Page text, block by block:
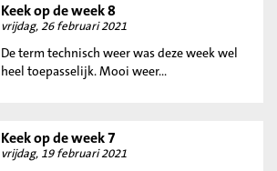
Keek op de week 8
vrijdag, 26 februari 2021
De term technisch weer was deze week wel
heel toepasselijk. Mooi weer...
Keek op de week 7
vrijdag, 19 februari 2021